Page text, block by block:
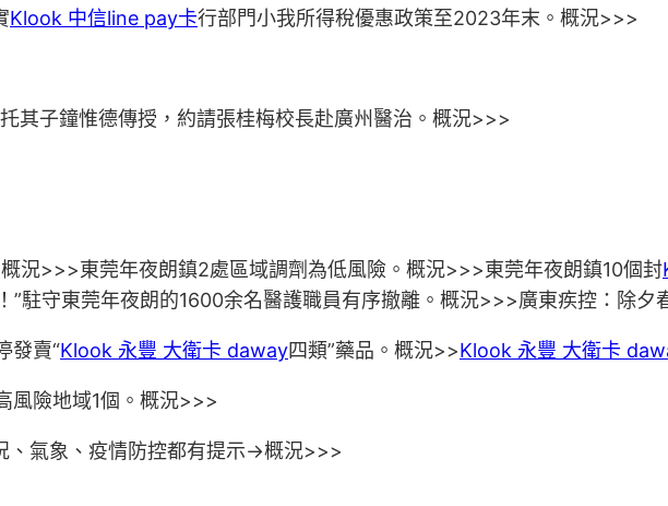
Klook 中信line pay卡行部門小我所得稅優惠政策至2023年末。概況>>>
托其子鐘惟德傳授，約請張桂梅校長赴廣州醫治。概況>>>
況>>>東莞年夜朗鎮2處區域調劑為低風險。概況>>>東莞年夜朗鎮10個封
”駐守東莞年夜朗的1600余名醫護職員有序撤離。概況>>>廣東疾控：除
發賣“Klook 永豐 大衛卡 daway四類”藥品。概況>>Klook 永豐 大衛卡
風險地域1個。概況>>>
氣象、疫情防控都有提示→概況>>>